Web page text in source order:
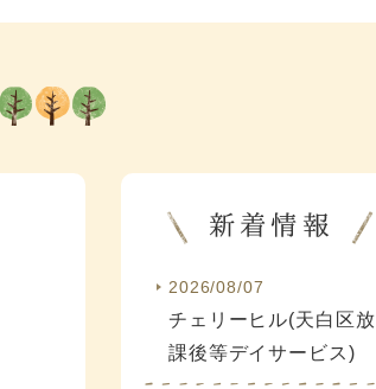
2026/08/07
チェリーヒル(天白区放
課後等デイサービス)